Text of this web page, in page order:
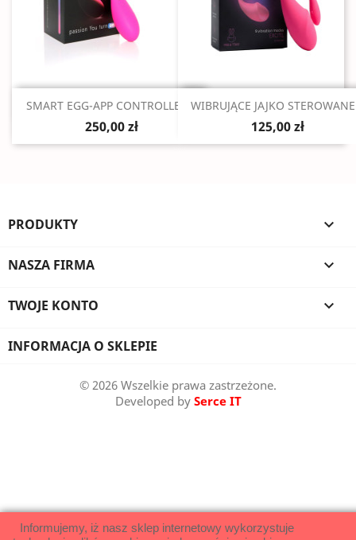
Szybki podgląd
SMART EGG-APP CONTROLLER...
250,00 zł
Szybki podgląd
WIBRUJĄCE JAJKO
125,00 zł
PRODUKTY 
NASZA FIRMA 
TWOJE KONTO 
INFORMACJA O SKLEPIE
Informujemy, iż nasz sklep internetowy wykorzystuje
© 2026 Wszelkie prawa zastrzeżone.
Developed by Serce IT